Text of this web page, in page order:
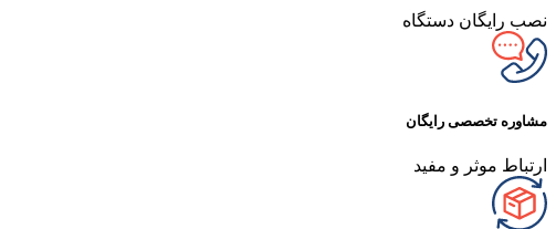
نصب رایگان دستگاه
مشاوره تخصصی رایگان
ارتباط موثر و مفید